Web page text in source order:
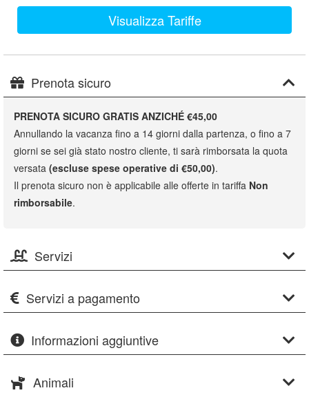
Visualizza Tariffe
Prenota sicuro
PRENOTA SICURO GRATIS ANZICHÉ €45,00
Annullando la vacanza fino a 14 giorni dalla partenza, o fino a 7
giorni se sei già stato nostro cliente, ti sarà rimborsata la quota
versata (escluse spese operative di €50,00).
Il prenota sicuro non è applicabile alle offerte in tariffa Non
rimborsabile.
Servizi
Servizi a pagamento
Informazioni aggiuntive
Animali